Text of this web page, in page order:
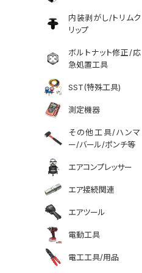
内装剥がし/トリムク
リップ
ボルトナット修正/応
急処置工具
SST(特殊工具)
測定機器
その他工具/ハンマ
ー/バール/ポンチ等
エアコンプレッサー
エア接続関連
エアツール
電動工具
電工工具/用品